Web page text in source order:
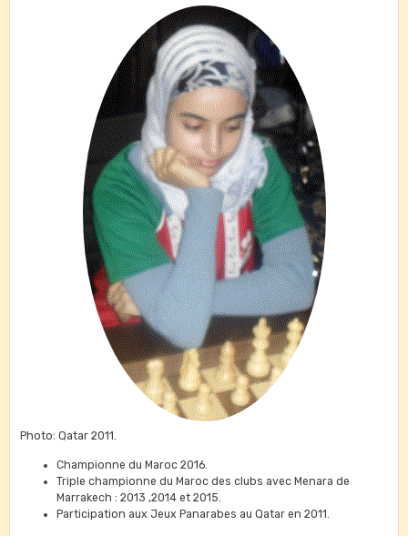
Photo: Qatar 2011.
Championne du Maroc 2016.
Triple championne du Maroc des clubs avec Menara de
Marrakech : 2013 ,2014 et 2015.
Participation aux Jeux Panarabes au Qatar en 2011.